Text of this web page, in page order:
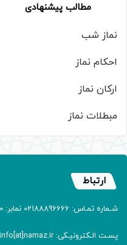
مطالب پیشنهادی
نماز شب
احکام نماز
ارکان نماز
مبطلات نماز
ارتباط
شـماره تمـاس: 02188896666 نمابر: 02188905150
پسـت الـکترونیـکی: info[at]namaz.ir